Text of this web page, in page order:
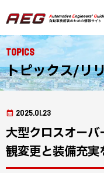
Topics
トピックス/リ
2025.01.23
大型クロスオー
観変更と装備充実